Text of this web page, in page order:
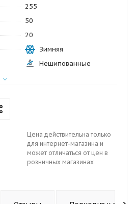
255
50
20
Зимняя
Нешипованные
Цена действительна только
для интернет-магазина и
может отличаться от цен в
розничных магазинах